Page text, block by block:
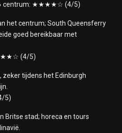
centrum: ★★★★☆ (4/5)
het centrum; South Queensferry
goed bereikbaar met
(4/5)
zeker tijdens het Edinburgh
5)
Britse stad; horeca en tours